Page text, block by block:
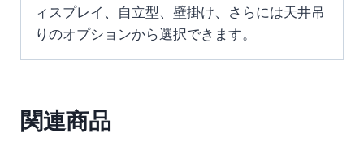
ィスプレイ、自立型、壁掛け、さらには天井吊
りのオプションから選択できます。
関連商品